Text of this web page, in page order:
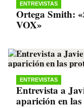
ENTREVISTAS
Ortega Smith:
VOX»
ENTREVISTAS
Entrevista a
aparición en